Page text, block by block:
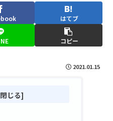
はてブ
コピー
2021.01.15